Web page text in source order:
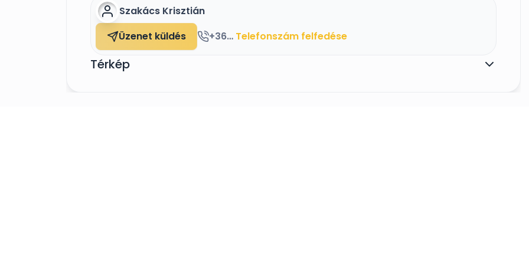
Szakács Krisztián
Üzenet küldés
+36707011684 Telefonszám felfedése
Térkép